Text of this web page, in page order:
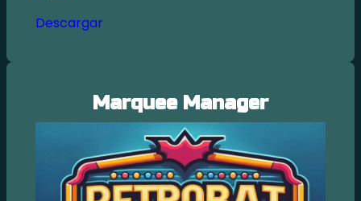
Descargar
Marquee Manager